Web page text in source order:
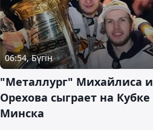
06:54, Бүгін
"Металлург" Михайлиса и
Орехова сыграет на Кубке
Минска